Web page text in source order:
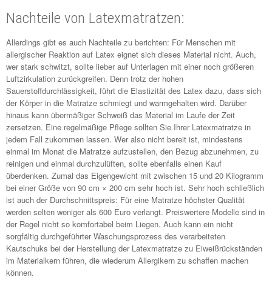
Nachteile von Latexmatratzen:
Allerdings gibt es auch Nachteile zu berichten: Für Menschen mit
allergischer Reaktion auf Latex eignet sich dieses Material nicht. Auch,
wer stark schwitzt, sollte lieber auf Unterlagen mit einer noch größeren
Luftzirkulation zurückgreifen. Denn trotz der hohen
Sauerstoffdurchlässigkeit, führt die Elastizität des Latex dazu, dass sich
der Körper in die Matratze schmiegt und warmgehalten wird. Darüber
hinaus kann übermäßiger Schweiß das Material im Laufe der Zeit
zersetzen. Eine regelmäßige Pflege sollten Sie Ihrer Latexmatratze in
jedem Fall zukommen lassen. Wer also nicht bereit ist, mindestens
einmal im Monat die Matratze aufzustellen, den Bezug abzunehmen, zu
reinigen und einmal durchzulüften, sollte ebenfalls einen Kauf
überdenken. Zumal das Eigengewicht mit zwischen 15 und 20 Kilogramm
bei einer Größe von 90 cm × 200 cm sehr hoch ist. Sehr hoch schließlich
ist auch der Durchschnittspreis: Für eine Matratze höchster Qualität
werden selten weniger als 600 Euro verlangt. Preiswertere Modelle sind in
der Regel nicht so komfortabel beim Liegen. Auch kann ein nicht
sorgfältig durchgeführter Waschungsprozess des verarbeiteten
Kautschuks bei der Herstellung der Latexmatratze zu Eiweißrückständen
im Materialkern führen, die wiederum Allergikern zu schaffen machen
können.